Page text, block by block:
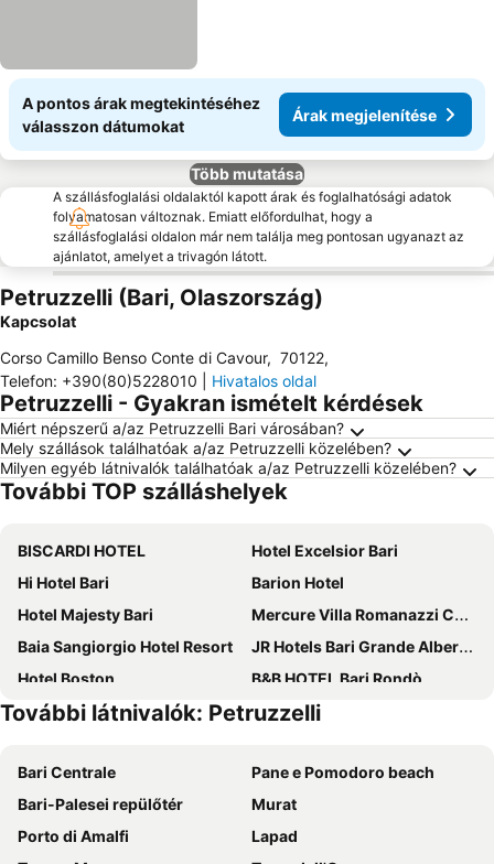
A pontos árak megtekintéséhez
válasszon dátumokat
Árak megjelenítése
Több mutatása
A szállásfoglalási oldalaktól kapott árak és foglalhatósági adatok
folyamatosan változnak. Emiatt előfordulhat, hogy a
szállásfoglalási oldalon már nem találja meg pontosan ugyanazt az
ajánlatot, amelyet a trivagón látott.
Petruzzelli (Bari, Olaszország)
Kapcsolat
Corso Camillo Benso Conte di Cavour, 70122,
Telefon: +390(80)5228010 Hivatalos oldal
Petruzzelli - Gyakran ismételt kérdések
Miért népszerű a/az Petruzzelli Bari városában?
Mely szállások találhatóak a/az Petruzzelli közelében?
Milyen egyéb látnivalók találhatóak a/az Petruzzelli közelében?
További TOP szálláshelyek
BISCARDI HOTEL
Hotel Excelsior Bari
Hi Hotel Bari
Barion Hotel
Hotel Majesty Bari
Mercure Villa Romanazzi Carducci Bari
Baia Sangiorgio Hotel Resort
JR Hotels Bari Grande Albergo delle Nazioni
Hotel Boston
B&B HOTEL Bari Rondò
Residence Hotel Moderno
The Nicolaus Hotel
JR Hotels Oriente Bari
Comeacasatua
Hotel Riva Del Sole
Hotel Auditorium
Hotel Pensione Romeo
UNA HOTELS Regina Bari
További látnivalók: Petruzzelli
Bari Centrale
Pane e Pomodoro beach
Bari-Palesei repülőtér
Murat
Porto di Amalfi
Lapad